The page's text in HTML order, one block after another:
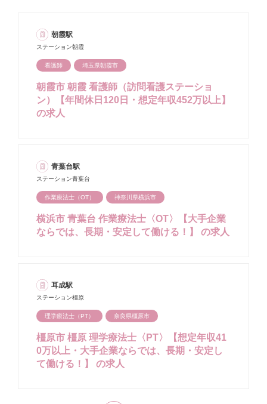
朝霞駅
ステーション朝霞
看護師 埼玉県朝霞市
朝霞市 朝霞 看護師（訪問看護ステーショ
ン）【年間休日120日・想定年収452万以上】
の求人
青葉台駅
ステーション青葉台
作業療法士（OT） 神奈川県横浜市
横浜市 青葉台 作業療法士〈OT〉【大手企業
ならでは、長期・安定して働ける！】 の求人
耳成駅
ステーション橿原
理学療法士（PT） 奈良県橿原市
橿原市 橿原 理学療法士〈PT〉【想定年収41
0万以上・大手企業ならでは、長期・安定し
て働ける！】 の求人